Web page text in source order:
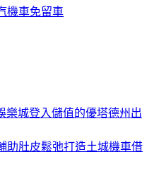
機車免留車
樂城登入儲值的優塔德州出
助肚皮鬆弛打造土城機車借